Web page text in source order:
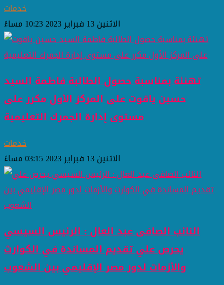
خدمات
الاثنين 13 فبراير 2023 10:23 مساءً
تهنئة بمناسبة حصول الطالبة فاطمة السيد
حسين ياقوت على المركز الأول مكرر على
مستوى إدارة الجمرك التعليمية
خدمات
الاثنين 13 فبراير 2023 03:15 مساءً
النائب الصافى عبد العال : الرئيس السيسي
يحرص علي تقديم المساندة في الكوارث
والأزمات لدور مصر الإقليمي بين الشعوب